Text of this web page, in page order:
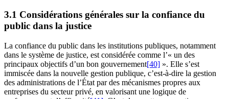
3.1 Considérations générales sur la confiance du
public dans la justice
La confiance du public dans les institutions publiques, notamment
dans le système de justice, est considérée comme l’« un des
principaux objectifs d’un bon gouvernement[40] ». Elle s’est
immiscée dans la nouvelle gestion publique, c’est-à-dire la gestion
des administrations de l’État par des mécanismes propres aux
entreprises du secteur privé, en valorisant une logique de